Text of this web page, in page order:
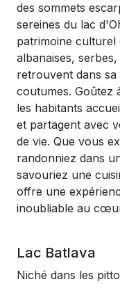
des sommets
sereines du lac
patrimoine culturel
albanaises,
retrouvent dans sa
coutumes. Goûtez
les habitants
et partagent avec
de vie. Que vous
randonniez dans
savouriez une
offre une
inoubliable au
Lac Batlava
Niché dans les